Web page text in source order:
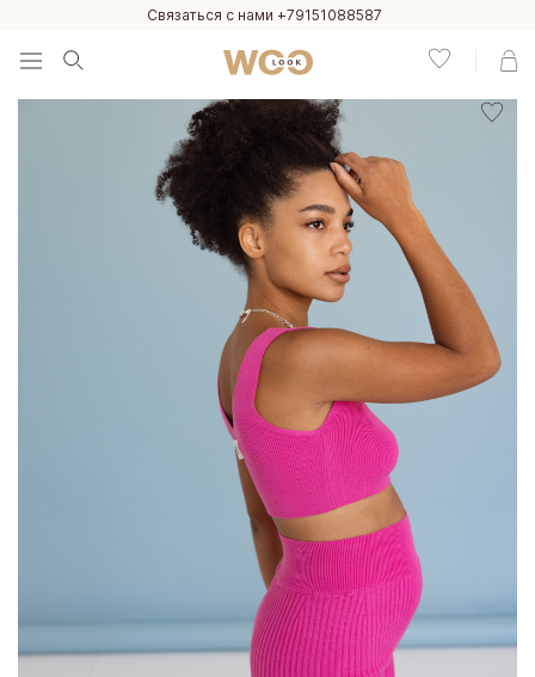
Связаться с нами +79151088587